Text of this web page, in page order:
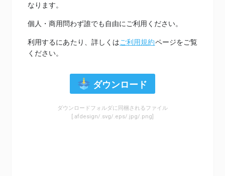
なります。
個人・商用問わず誰でも自由にご利用ください。
利用するにあたり、詳しくはご利用規約ページをご覧
ください。
ダウンロード
ダウンロードフォルダに同梱されるファイル
[.afdesign/.svg/.eps/.jpg/.png]